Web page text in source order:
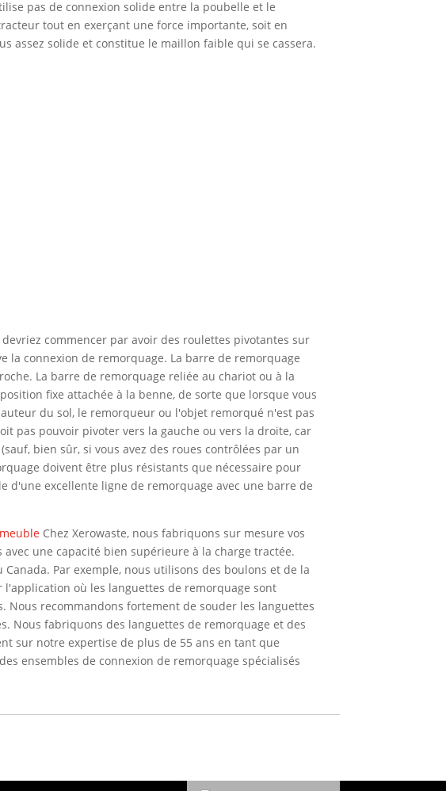
pas de connexion solide entre la poubelle et le
tout en exerçant une force importante, soit en
assez solide et constitue le maillon faible qui se cassera.
commencer par avoir des roulettes pivotantes sur
connexion de remorquage. La barre de remorquage
La barre de remorquage reliée au chariot ou à la
fixe attachée à la benne, de sorte que lorsque vous
du sol, le remorqueur ou l'objet remorqué n'est pas
pas pouvoir pivoter vers la gauche ou vers la droite, car
bien sûr, si vous avez des roues contrôlées par un
doivent être plus résistants que nécessaire pour
excellente ligne de remorquage avec une barre de
Chez Xerowaste, nous fabriquons sur mesure vos
une capacité bien supérieure à la charge tractée.
Par exemple, nous utilisons des boulons et de la
où les languettes de remorquage sont
Nous recommandons fortement de souder les languettes
Nous fabriquons des languettes de remorquage et des
sur notre expertise de plus de 55 ans en tant que
ensembles de connexion de remorquage spécialisés